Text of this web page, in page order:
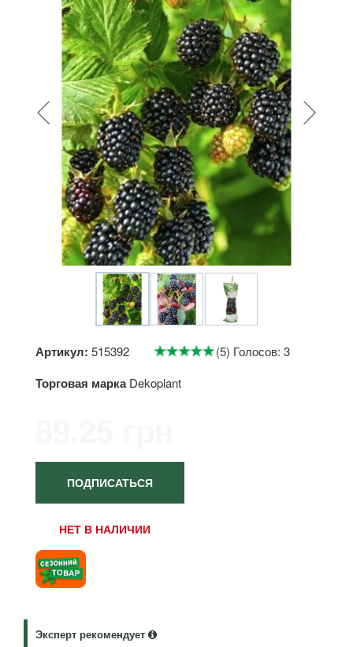
Артикул: 515392 (5) Голосов: 3
Торговая марка Dekoplant
ПОДПИСАТЬСЯ
НЕТ В НАЛИЧИИ
Эксперт рекомендует